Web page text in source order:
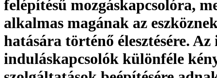
felépítésű mozgáskapcsolóra,
alkalmas magának az
hatására történő élesztésére. Az
induláskapcsolók különféle